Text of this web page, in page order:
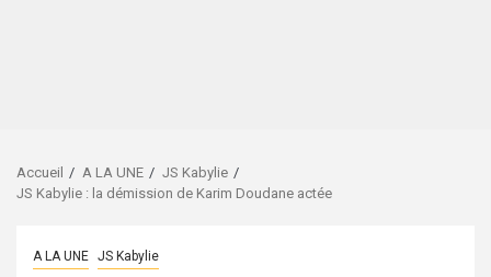
Accueil A LA UNE
JS Kabylie
JS Kabylie : la démission de Karim Doudane actée
A LA UNE JS Kabylie